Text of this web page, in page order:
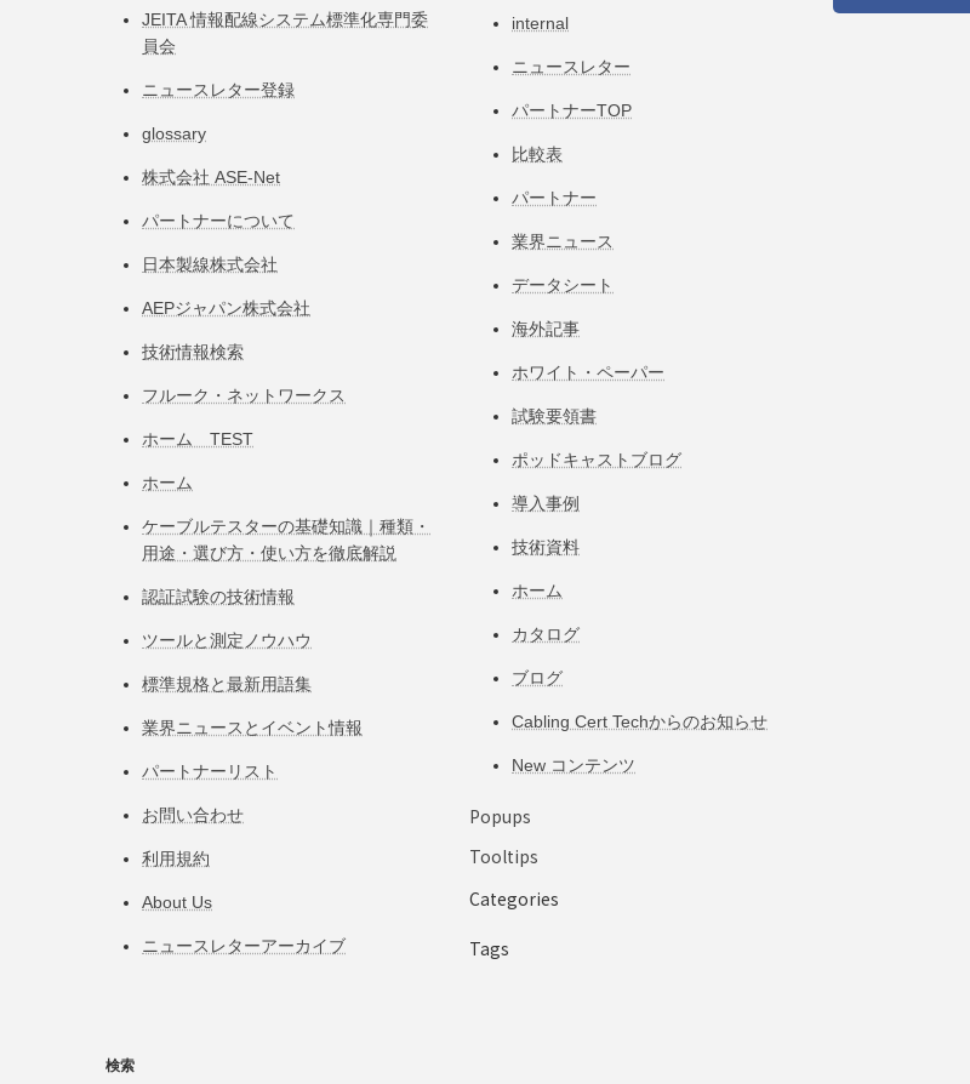
JEITA 情報配線システム標準化専⾨委
員会
ニュースレター登録
glossary
株式会社 ASE-Net
パートナーについて
日本製線株式会社
AEPジャパン株式会社
技術情報検索
フルーク・ネットワークス
ホーム TEST
ホーム
ケーブルテスターの基礎知識｜種類・
用途・選び方・使い方を徹底解説
認証試験の技術情報
ツールと測定ノウハウ
標準規格と最新用語集
業界ニュースとイベント情報
パートナーリスト
お問い合わせ
利用規約
About Us
ニュースレターアーカイブ
internal
ニュースレター
パートナーTOP
比較表
パートナー
業界ニュース
データシート
海外記事
ホワイト・ペーパー
試験要領書
ポッドキャストブログ
導入事例
技術資料
ホーム
カタログ
ブログ
Cabling Cert Techからのお知らせ
New コンテンツ
Popups
Tooltips
Categories
Tags
検索